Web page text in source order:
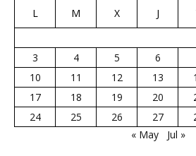
L M X J
3
4 5 6
10
11 12 13
17
18 19 20
24
25 26 27
« May
Jul »